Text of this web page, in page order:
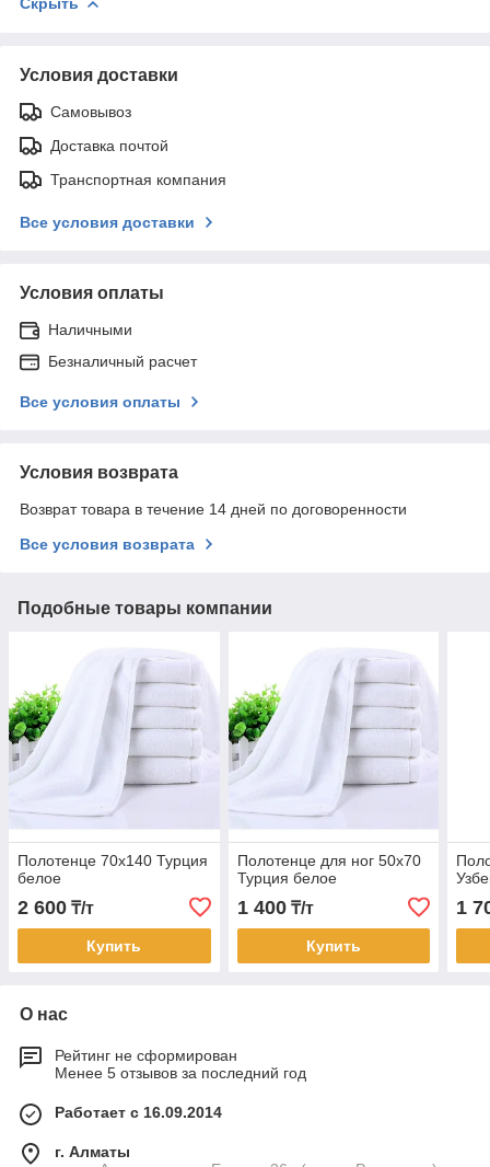
Условия доставки
Самовывоз
Доставка почтой
Транспортная компания
Все условия доставки
Условия оплаты
Наличными
Безналичный расчет
Все условия оплаты
Условия возврата
Возврат товара в течение 14 дней по договоренности
Все условия возврата
Подобные товары компании
Полотенце 70х140 Турция
белое
2 600 ₸/т
Купить
Полотенце для ног 50х70
Турция белое
1 400₸/т
Купить
1
О нас
Рейтинг не сформирован
Менее 5 отзывов за последний год
Работает с 16.09.2014
г. Алматы